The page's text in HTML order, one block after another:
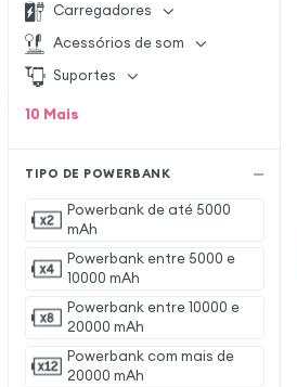
Carregadores
Acessórios de som
Suportes
10 Mais
TIPO DE POWERBANK
Powerbank de até 5000
mAh
Powerbank entre 5000 e
10000 mAh
Powerbank entre 10000 e
20000 mAh
Powerbank com mais de
20000 mAh